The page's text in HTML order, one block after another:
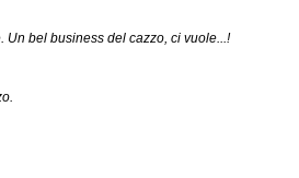
Un bel business del cazzo, ci vuole...!